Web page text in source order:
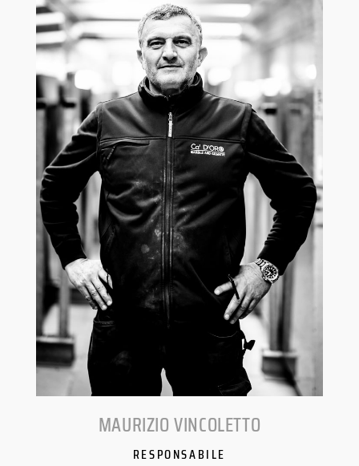
MAURIZIO VINCOLETTO
RESPONSABILE